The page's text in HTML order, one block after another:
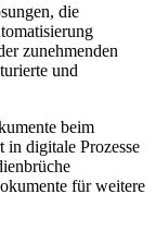
die
zunehmenden
und
beim
in digitale Prozesse
für weitere